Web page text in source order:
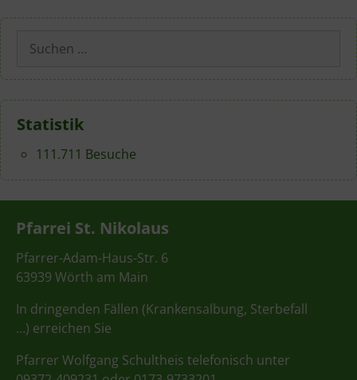
Suchen
nach:
Statistik
111.711 Besuche
Pfarrei St. Nikolaus
Pfarrer-Adam-Haus-Str. 6
63939 Wörth am Main
In dringenden Fällen (Krankensalbung, Sterbefall
…) erreichen Sie
Pfarrer Wolfgang Schultheis telefonisch unter